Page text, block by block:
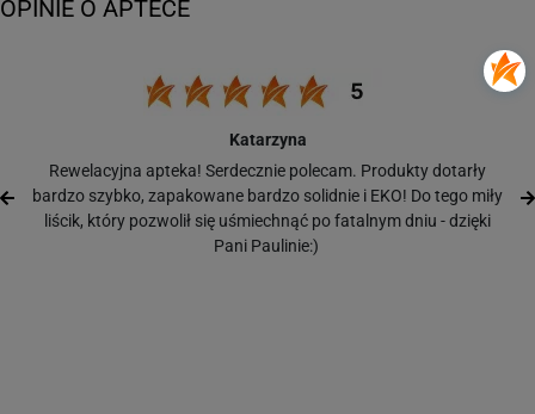
Katarzyna
Rewelacyjna apteka! Serdecznie polecam. Produkty dotarły
bardzo szybko, zapakowane bardzo solidnie i EKO! Do tego miły
liścik, który pozwolił się uśmiechnąć po fatalnym dniu - dzięki
Pani Paulinie:)